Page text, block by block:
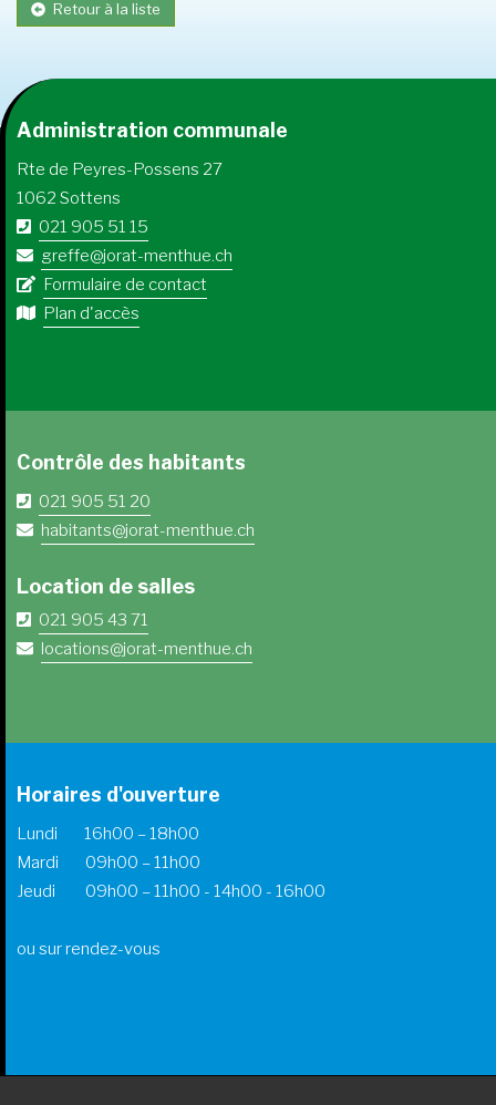
Retour à la liste
Administration communale
Rte de Peyres-Possens 27
1062 Sottens
021 905 51 15
greffe@jorat-menthue.ch
Formulaire de contact
Plan d'accès
Contrôle des habitants
021 905 51 20
habitants@jorat-menthue.ch
Location de salles
021 905 43 71
locations@jorat-menthue.ch
Horaires d'ouverture
Lundi 16h00 – 18h00
Mardi 09h00 – 11h00
Jeudi 09h00 – 11h00 - 14h00 - 16h00
ou sur rendez-vous